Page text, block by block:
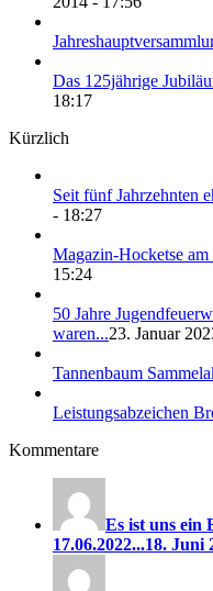
Das 125jährige
18:17
Kürzlich
Seit fünf Jahrzehnten
- 18:27
Magazin-Hocketse
15:24
50 Jahre
waren...23. Januar
Tannenbaum
Leistungsabzeichen
Kommentare
Es ist uns ein
17.06.2022...18. Juni